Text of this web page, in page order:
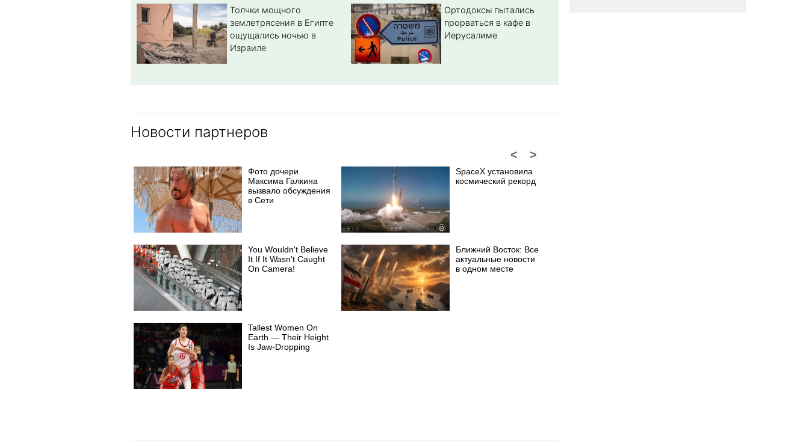
Толчки мощного
землетрясения в Египте
ощущались ночью в
Израиле
Ортодоксы пытались
прорваться в кафе в
Иерусалиме
Новости партнеров
>
<
Фото дочери
Максима Галкина
вызвало обсуждения
в Сети
SpaceX установила
космический рекорд
You Wouldn't Believe
It If It Wasn't Caught
On Camera!
Ближний Восток: Все
актуальные новости
в одном месте
Tallest Women On
Earth — Their Height
Is Jaw-Dropping